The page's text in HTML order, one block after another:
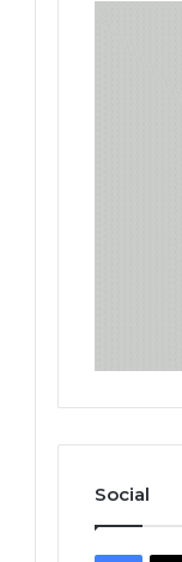
Social